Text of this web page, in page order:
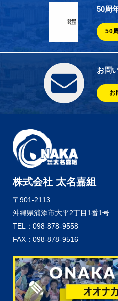
50周
50
お問
お
株式会社 太名嘉組
〒901-2113
沖縄県浦添市大平2丁目1番1号
TEL：098-878-9558
FAX：098-878-9516